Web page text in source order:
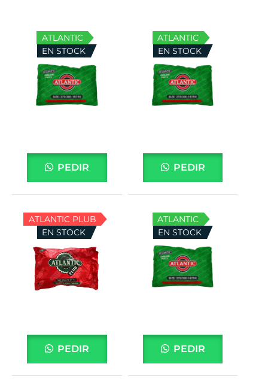
ATLANTIC
EN STOCK
PEDIR
ATLANTIC
EN STOCK
PEDIR
ATLANTIC PLUB
EN STOCK
PEDIR
ATLANTIC
EN STOCK
PEDIR